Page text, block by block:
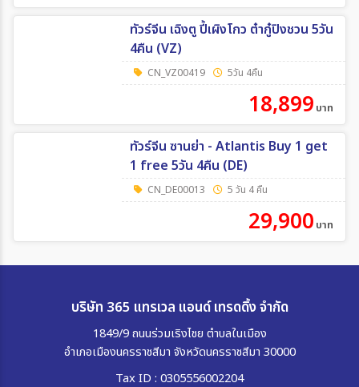
ทัวร์จีน เฉิงตู ปี้เผิงโกว ต๋ากู๋ปิงชวน 5วัน
4คืน (VZ)
CN_VZ00419 5วัน 4คืน
18,899 บาท
ทัวร์จีน ซานย่า - Atlantis Buy 1 get
1 free 5วัน 4คืน (DE)
CN_DE00013 5 วัน 4 คืน
29,900 บาท
บริษัท 365 แทรเวล แอนด์ เทรดดิ้ง จำกัด
1849/9 ถนนร่วมเริงไชย ตำบลในเมือง
อำเภอเมืองนครราชสีมา จังหวัดนครราชสีมา 30000
Tax ID : 0305556002204